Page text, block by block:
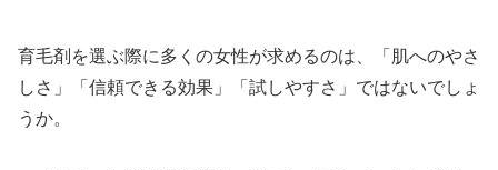
育毛剤を選ぶ際に多くの女性が求めるのは、「肌へのやさ
しさ」「信頼できる効果」「試しやすさ」ではないでしょ
うか。